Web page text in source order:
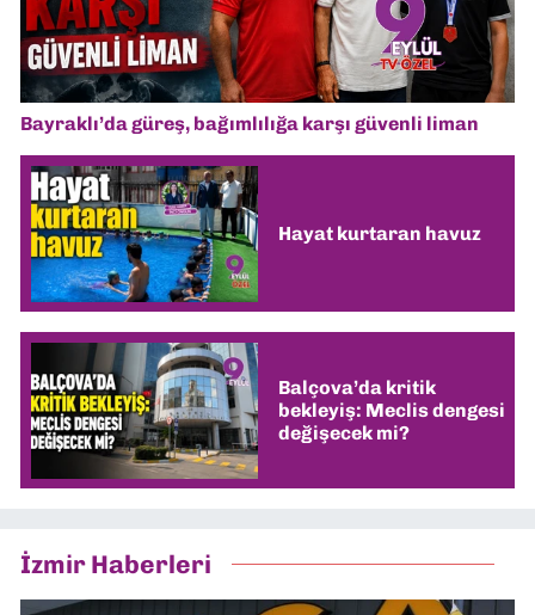
Bayraklı’da güreş, bağımlılığa karşı güvenli liman
Hayat kurtaran havuz
Balçova’da kritik
bekleyiş: Meclis dengesi
değişecek mi?
İzmir Haberleri